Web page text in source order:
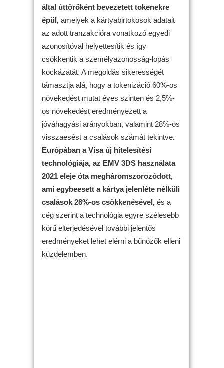
által úttörőként bevezetett tokenekre
épül, amelyek a kártyabirtokosok adatait
az adott tranzakcióra vonatkozó egyedi
azonosítóval helyettesítik és így
csökkentik a személyazonosság-lopás
kockázatát. A megoldás sikerességét
támasztja alá, hogy a tokenizáció 60%-os
növekedést mutat éves szinten és 2,5%-
os növekedést eredményezett a
jóváhagyási arányokban, valamint 28%-os
visszaesést a csalások számát tekintve.
Európában a Visa új hitelesítési
technológiája, az EMV 3DS használata
2021 eleje óta megháromszorozódott,
ami egybeesett a kártya jelenléte nélküli
csalások 28%-os csökkenésével, és a
cég szerint a technológia egyre szélesebb
körű elterjedésével további jelentős
eredményeket lehet elérni a bűnözők elleni
küzdelemben.